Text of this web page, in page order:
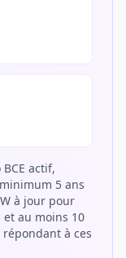
actif,
5 ans
à jour pour
au moins 10
à ces